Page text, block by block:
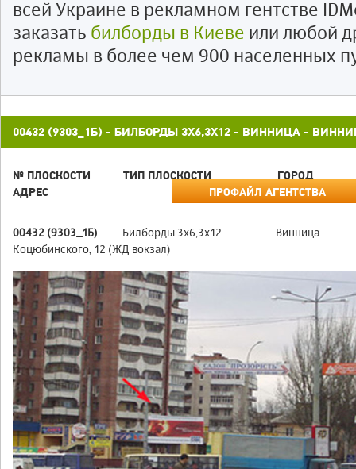
всей Украине в рекламном гентстве
заказать билборды в Киеве или любой
рекламы в более чем 900 населенных
00432 (9303_1Б) - БИЛБОРДЫ 3X6,3X12 - ВИННИЦА -
№ ПЛОСКОСТИ ТИП ПЛОСКОСТИ
ГОРОД
АДРЕС
ПРОФАЙЛ АГЕНТСТВА
00432 (9303_1Б) Билборды 3x6,3x12
Винница
Коцюбинского, 12 (ЖД вокзал)